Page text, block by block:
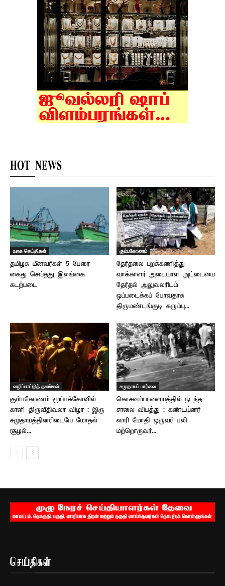
HOT NEWS
உலக செய்திகள்
தமிழக மீனவர்கள் 5 பேரை
கைது செய்தது இலங்கை
கடற்படை
கும்பகோணம்
தேர்தலை புறக்கணித்து
வாக்காளர் அடையாள அட்டையை
தேர்தல் அலுவலரிடம்
ஒப்படைக்கப் போவதாக
திருமண்டங்குடி கரும்பு...
வழிப்பாட்டுத் தலங்கள்
கும்பகோணம் மூப்பக்கோவில்
காளி திருவீதிவுலா விழா : இரு
சமுதாயத்தினரிடையே மோதல்
சூழல்...
சமுதாயப் பார்வை
கொசவம்பாளையத்தில் நடந்த
சாலை விபத்து ; கண்டய்னர்
லாரி மோதி ஒருவர் பலி
மற்றொருவர்...
செய்திகள்